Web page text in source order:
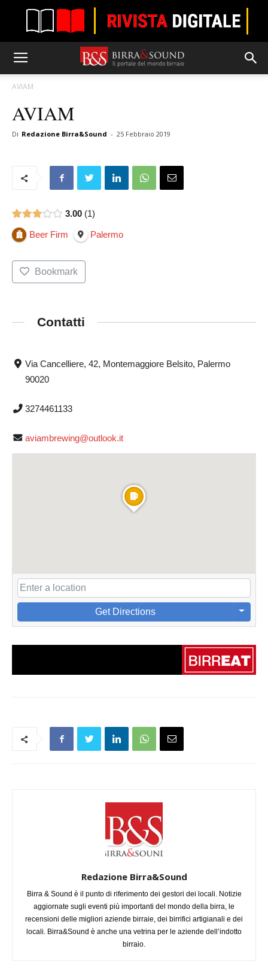
AVIAM
AVIAM
Di Redazione Birra&Sound - 25 Febbraio 2019
3.00 1
Beer Firm Palermo
Bookmark
Contatti
Via Cancelliere, 42, Montemaggiore Belsito, Palermo
90020
3274461133
aviambrewing@outlook.it
Get Directions
Redazione Birra&Sound
Birra & Sound è il punto di riferimento dei gestori dei locali. Notizie
aggiornate sugli eventi più importanti del mondo della birra, le
recensioni delle migliori aziende birraie, dei birrifici artigianali e dei
locali. Birra&Sound è anche una vetrina per le aziende dell’indotto
birraio.